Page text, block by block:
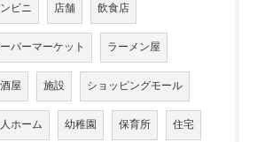
ビニ 店舗 飲食店
パーマーケット ラーメン屋
屋 施設 ショッピングモール
ホーム 幼稚園 保育所 住宅